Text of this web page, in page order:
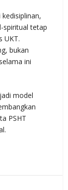
spiritual tetap
UKT.
bukan
ini
model
PSHT